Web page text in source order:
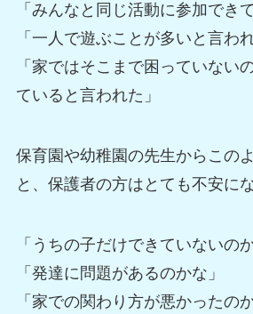
「みんなと同じ活動に参加でき
「一人で遊ぶことが多いと言われ
「家ではそこまで困っていない
ていると言われた」
保育園や幼稚園の先生からこの
と、保護者の方はとても不安に
「うちの子だけできていないのか
「発達に問題があるのかな」
「家での関わり方が悪かったのか